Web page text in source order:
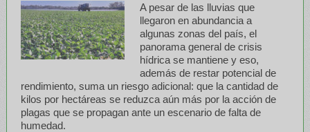
A pesar de las lluvias que
llegaron en abundancia a
algunas zonas del país, el
panorama general de crisis
hídrica se mantiene y eso,
además de restar potencial de
rendimiento, suma un riesgo adicional: que la cantidad de
kilos por hectáreas se reduzca aún más por la acción de
plagas que se propagan ante un escenario de falta de
humedad.